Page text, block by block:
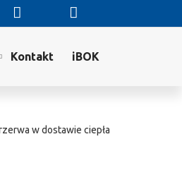
Kontakt iBOK
w dostawie ciepła